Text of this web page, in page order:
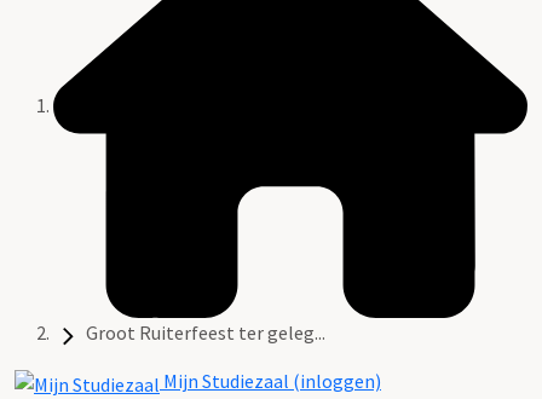
Groot Ruiterfeest ter geleg...
Mijn Studiezaal (inloggen)